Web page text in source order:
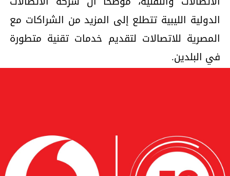
الدولية الليبية تتطلع إلى المزيد من الشراكات مع
المصرية للاتصالات لتقديم خدمات تقنية متطورة
في البلدين.